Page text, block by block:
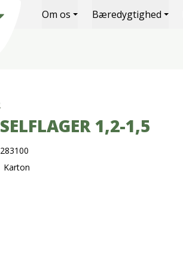
Om os Bæredygtighed
1,2-1,5
Karton